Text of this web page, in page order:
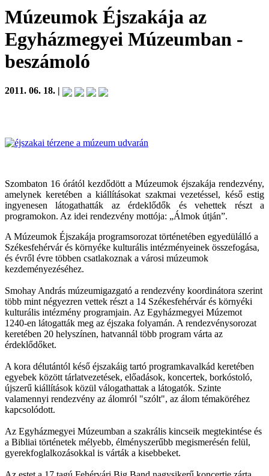
Múzeumok Éjszakája az
Egyházmegyei Múzeumban -
beszámoló
2011. 06. 18. |
Szombaton 16 órától kezdődött a Múzeumok éjszakája rendezvény,
amelynek keretében a kiállításokat szakmai vezetéssel, késő estig
ingyenesen látogathatták az érdeklődők és vehettek részt a
programokon. Az idei rendezvény mottója: „Álmok útján”.
A Múzeumok Éjszakája programsorozat történetében egyedülálló a
Székesfehérvár és környéke kulturális intézményeinek összefogása,
és évről évre többen csatlakoznak a városi múzeumok
kezdeményezéséhez.
Smohay András múzeumigazgató a rendezvény koordinátora szerint
több mint négyezren vettek részt a 14 Székesfehérvár és környéki
kulturális intézmény programjain. Az Egyházmegyei Múzemot
1240-en látogatták meg az éjszaka folyamán. A rendezvénysorozat
keretében 20 helyszínen, hatvannál több program várta az
érdeklődőket.
A kora délutántól késő éjszakáig tartó programkavalkád keretében
egyebek között tárlatvezetések, előadások, koncertek, borkóstoló,
újszerű kiállítások közül válogathattak a látogatók. Szinte
valamennyi rendezvény az álomról "szólt", az álom témaköréhez
kapcsolódott.
Az Egyházmegyei Múzeumban a szakrális kincseik megtekintése és
a Bibliai történetek mélyebb, élményszerűbb megismerésén felül,
gyerekfoglalkozásokkal is várták a kisebbeket.